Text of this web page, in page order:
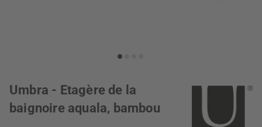
Umbra - Etagère de la
baignoire aquala, bambou